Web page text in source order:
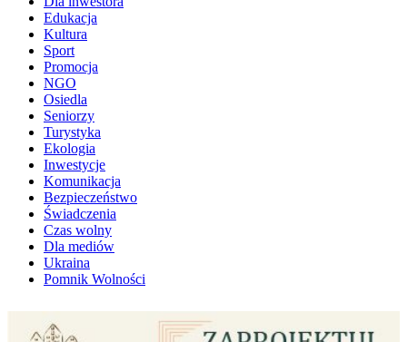
Edukacja
Kultura
Sport
Promocja
NGO
Osiedla
Seniorzy
Turystyka
Ekologia
Inwestycje
Komunikacja
Bezpieczeństwo
Świadczenia
Czas wolny
Dla mediów
Ukraina
Pomnik Wolności